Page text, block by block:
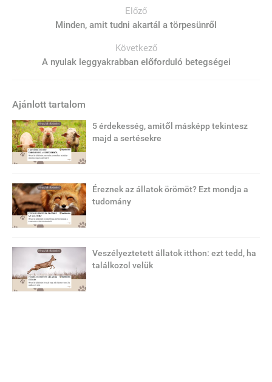
Előző
Minden, amit tudni akartál a törpesünről
Következő
A nyulak leggyakrabban előforduló betegségei
Ajánlott tartalom
5 érdekesség, amitől másképp tekintesz
majd a sertésekre
Éreznek az állatok örömöt? Ezt mondja a
tudomány
Veszélyeztetett állatok itthon: ezt tedd, ha
találkozol velük